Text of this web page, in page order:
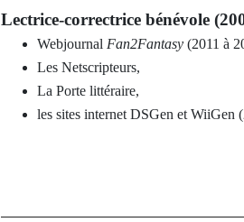
Lectrice-correctrice bénévole
Webjournal Fan2Fantasy (2011 à
Les Netscripteurs,
La Porte littéraire,
les sites internet DSGen et WiiGen